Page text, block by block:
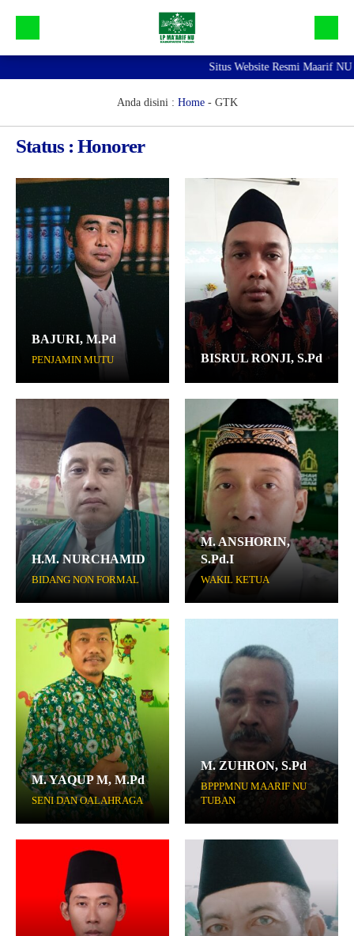
Profil Maarif NU Tuban
Situs Website Resmi Maarif NU
Anda disini : Home- GTK
Status : Honorer
BAJURI, M.Pd
PENJAMIN MUTU BISRUL RONJI, S.Pd
H.M. NURCHAMID
BIDANG NON FORMAL
M. ANSHORIN,
S.Pd.I
WAKIL KETUA
M. YAQUP M, M.Pd
SENI DAN OALAHRAGA
M. ZUHRON, S.Pd
BPPPMNU MAARIF NU
TUBAN